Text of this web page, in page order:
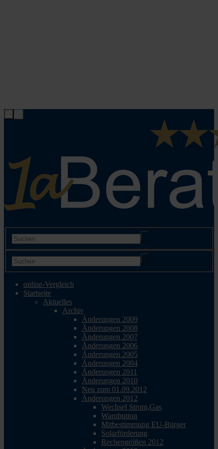
online-Vergleich
Startseite
Aktuelles
Archiv
Änderungen 2009
Änderungen 2008
Änderungen 2007
Änderungen 2006
Änderungen 2005
Änderungen 2004
Änderungen 2011
Änderungen 2010
Neu zum 01.09.2012
Änderungen 2012
Wechsel Strom,Gas
Warnbutton
Mitbestimmung EU-Bürger
Solarförderung
Rechengrößen 2012